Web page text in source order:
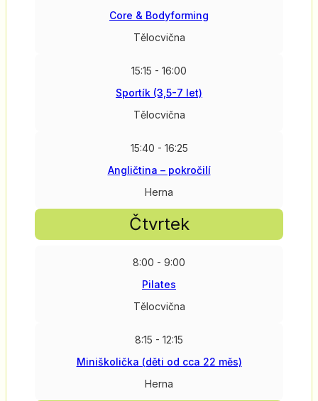
Core & Bodyforming
Tělocvična
15:15 - 16:00
Sportík (3,5-7 let)
Tělocvična
15:40 - 16:25
Angličtina – pokročilí
Herna
Čtvrtek
8:00 - 9:00
Pilates
Tělocvična
8:15 - 12:15
Miniškolička (děti od cca 22 měs)
Herna